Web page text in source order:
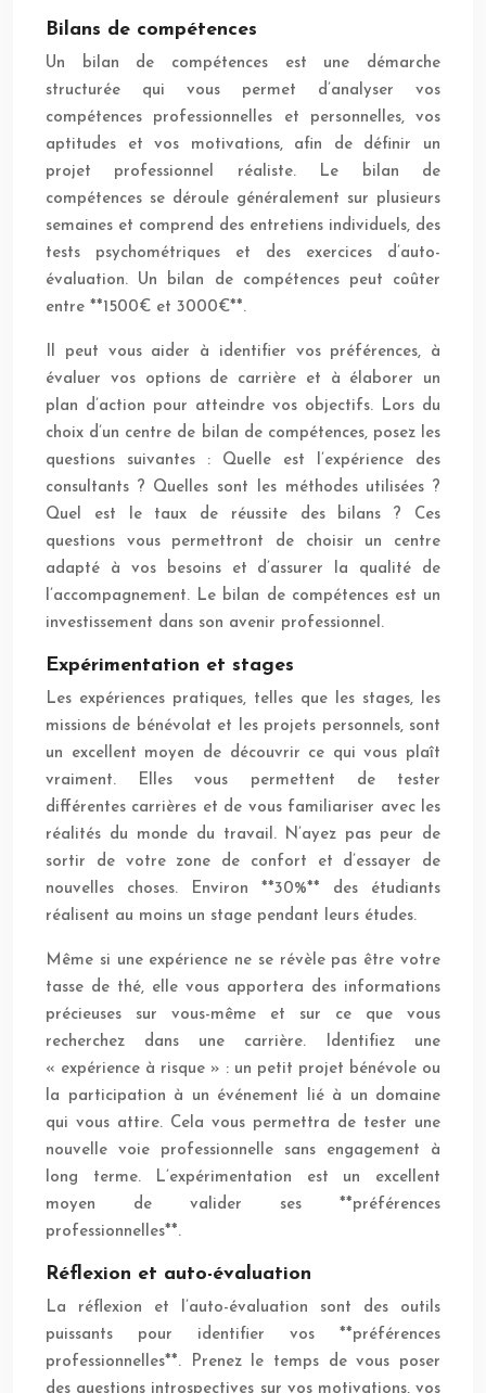
Bilans de compétences
Un bilan de compétences est une démarche
structurée qui vous permet d’analyser vos
compétences professionnelles et personnelles, vos
aptitudes et vos motivations, afin de définir un
projet professionnel réaliste. Le bilan de
compétences se déroule généralement sur plusieurs
semaines et comprend des entretiens individuels, des
tests psychométriques et des exercices d’auto-
évaluation. Un bilan de compétences peut coûter
entre **1500€ et 3000€**.
Il peut vous aider à identifier vos préférences, à
évaluer vos options de carrière et à élaborer un
plan d’action pour atteindre vos objectifs. Lors du
choix d’un centre de bilan de compétences, posez les
questions suivantes : Quelle est l’expérience des
consultants ? Quelles sont les méthodes utilisées ?
Quel est le taux de réussite des bilans ? Ces
questions vous permettront de choisir un centre
adapté à vos besoins et d’assurer la qualité de
l’accompagnement. Le bilan de compétences est un
investissement dans son avenir professionnel.
Expérimentation et stages
Les expériences pratiques, telles que les stages, les
missions de bénévolat et les projets personnels, sont
un excellent moyen de découvrir ce qui vous plaît
vraiment. Elles vous permettent de tester
différentes carrières et de vous familiariser avec les
réalités du monde du travail. N’ayez pas peur de
sortir de votre zone de confort et d’essayer de
nouvelles choses. Environ **30%** des étudiants
réalisent au moins un stage pendant leurs études.
Même si une expérience ne se révèle pas être votre
tasse de thé, elle vous apportera des informations
précieuses sur vous-même et sur ce que vous
recherchez dans une carrière. Identifiez une
« expérience à risque » : un petit projet bénévole ou
la participation à un événement lié à un domaine
qui vous attire. Cela vous permettra de tester une
nouvelle voie professionnelle sans engagement à
long terme. L’expérimentation est un excellent
moyen de valider ses **préférences
professionnelles**.
Réflexion et auto-évaluation
La réflexion et l’auto-évaluation sont des outils
puissants pour identifier vos **préférences
professionnelles**. Prenez le temps de vous poser
des questions introspectives sur vos motivations, vos